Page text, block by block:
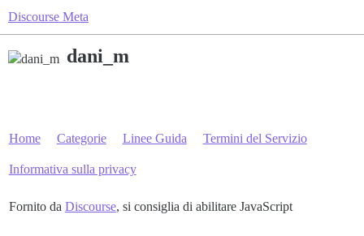
Discourse Meta
dani_m
Home Categorie Linee Guida Termini del Servizio
Informativa sulla privacy
Fornito da Discourse, si consiglia di abilitare JavaScript